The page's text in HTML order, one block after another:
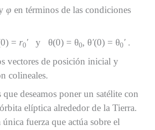
φ en términos de las condiciones
= r0′y θ(0) = θ0, θ′(0) = θ0′.
vectores de posición inicial y
colineales.
deseamos poner un satélite con
elíptica alrededor de la Tierra.
fuerza que actúa sobre el